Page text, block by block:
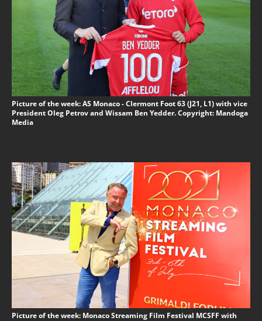
Picture of the week: AS Monaco - Clermont Foot 63 (J21, L1) with vice
President Oleg Petrov and Wissam Ben Yedder. Copyright: Mandoga
Media
Picture of the week: Monaco Streaming Film Festival MCSFF with